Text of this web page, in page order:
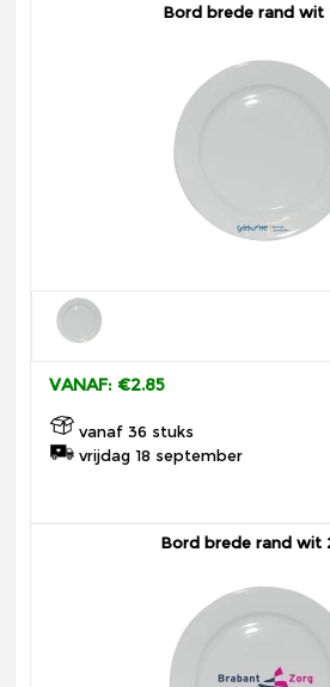
Bord brede rand wit
VANAF: €2.85
vanaf 36 stuks
vrijdag 18 september
Bord brede rand wit